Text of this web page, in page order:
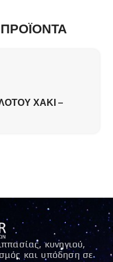
ΧΑΚΙ –
κυνηγιού,
και υπόδηση σε